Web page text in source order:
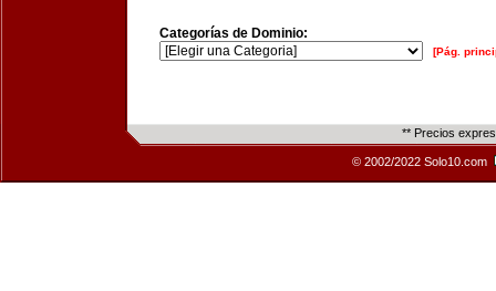
Categorías de Dominio:
[Pág.
** Precios
© 2002/2022 Solo10.com